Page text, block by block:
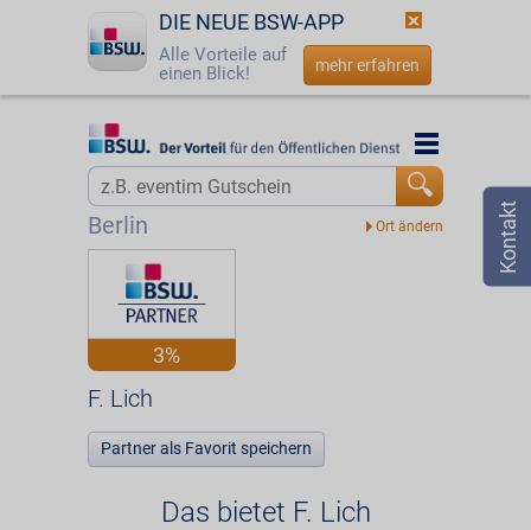
DIE NEUE BSW-APP
Alle Vorteile auf
einen Blick!
mehr erfahren
Startseite
0800 - 279 25 82
Berlin
Startseite
F. Lich
3%
F. Lich
Partner als Favorit speichern
Das bietet F. Lich